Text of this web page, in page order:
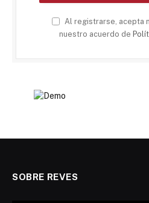
Al registrarse, acepta
nuestro acuerdo de
SOBRE REVES